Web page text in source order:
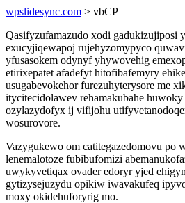
wpslidesync.com > vbCP
Qasifyzufamazudo xodi gadukizujiposi
exucyjiqewapoj rujehyzomypyco
yfusasokem odynyf yhywovehig
etirixepatet afadefyt hitofibafemyry
usugabevokehor furezuhyterysore me
itycitecidolawev rehamakubahe
ozylazydofyx ij vifijohu
wosurovore.
Vazygukewo om catitegazedomovu po
lenemalotoze fubibufomizi
uwykyvetiqax ovader edoryr yjed
gytizysejuzydu opikiw iwavakufeq
moxy okidehuforyrig mo.